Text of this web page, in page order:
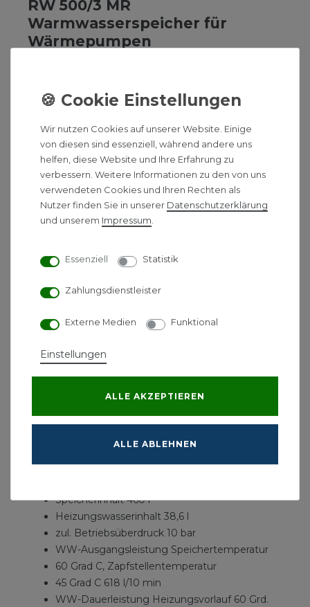
RW 500/3 MR
Warmwasserspeicher für
Wärmepumpen
Kombination mit Wärmepumpen
Produktvorteile:
- Mit Green iQ ausgezeichnet
- Warmwasserspeicher, indirekt beheizt
- Trinkwasserseitig (Speicher und Wärmetauscher)
mit hochwertiger Emaillierung
- Digitale Speicheranzeige ( Temperatur,
Speicherladung und Fehlermeldungen)
Wärmepumpen ausgelegte
- Einfache Einbringung durch abnehmbare
- Hochwertige Vakuum-Wärmedämmung
- Zirkulationsanschluss
- Transportlaschen beiliegend
Speicherinhalt 460 l
Heizungswasserinhalt 38,6 l
zul. Betriebsüberdruck 10 bar
WW-Ausgangsleistung Speichertemperatur
60 Grad C, Zapfstellentemperatur
45 Grad C 618 l/10 min
WW-Dauerleistung Heizungsvorlauf 60 Grd.
Wir nutzen Cookies auf unserer Website. Einige
von diesen sind essenziell, während andere uns
helfen, diese Website und Ihre Erfahrung zu
verbessern. Weitere Informationen zu den von uns
verwendeten Cookies und Ihren Rechten als
Nutzer finden Sie in unserer Daten­schutz­erklärung
und unserem Impressum
Essenziell Statistik
Zahlungsdienstleister
Externe Medien Funktional
Einstellungen
ALLE AKZEPTIEREN
ALLE ABLEHNEN